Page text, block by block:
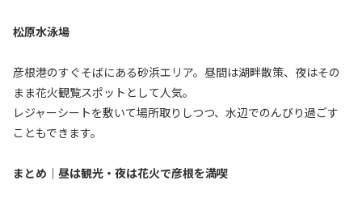
松原水泳場
彦根港のすぐそばにある砂浜エリア。昼間は湖畔散策、夜はその
まま花火観覧スポットとして人気。
レジャーシートを敷いて場所取りしつつ、水辺でのんびり過ごす
こともできます。
まとめ｜昼は観光・夜は花火で彦根を満喫